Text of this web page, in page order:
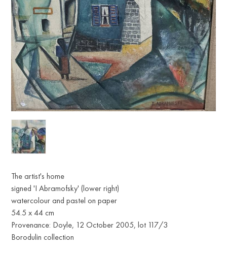
The artist's home
signed 'I Abramofsky' (lower right)
watercolour and pastel on paper
54.5 x 44 cm
Provenance: Doyle, 12 October 2005, lot 117/3
Borodulin collection